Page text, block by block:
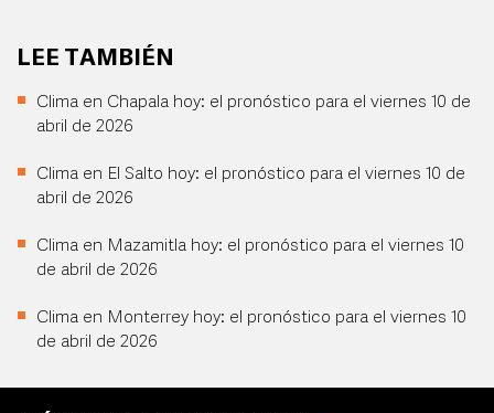
LEE TAMBIÉN
Clima en Chapala hoy: el pronóstico para el viernes 10 de
abril de 2026
Clima en El Salto hoy: el pronóstico para el viernes 10 de
abril de 2026
Clima en Mazamitla hoy: el pronóstico para el viernes 10
de abril de 2026
Clima en Monterrey hoy: el pronóstico para el viernes 10
de abril de 2026